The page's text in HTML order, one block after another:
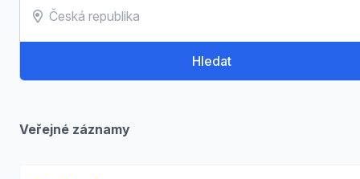
Hledat
Veřejné záznamy